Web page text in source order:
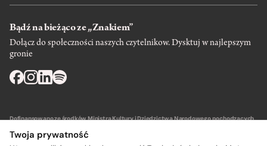
Bądź na bieżąco ze „Znakiem”
Dołącz do społeczności naszych czytelnikow. Dysktuj w najlepszym
gronie
Dofinansowano ze środków Ministra Kultury i Dziedzictwa Narodowego pochodzących
Twoja prywatność